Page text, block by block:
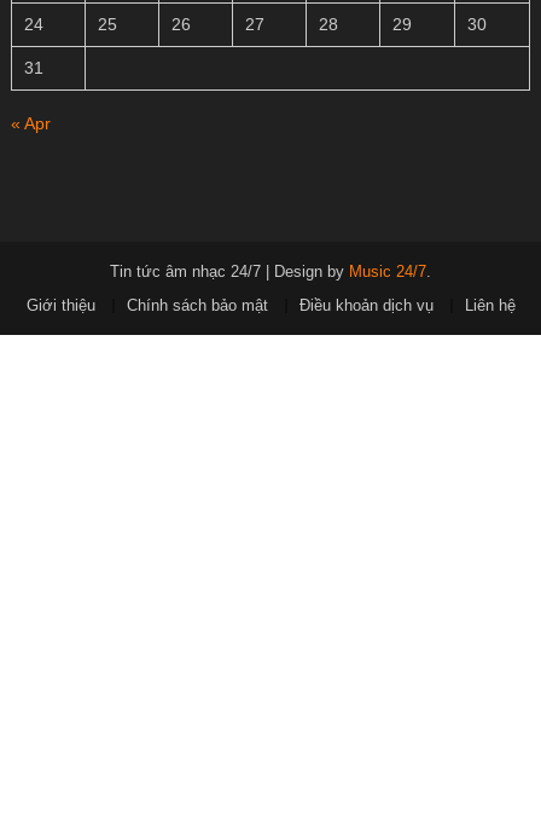
24 25 26 27 28 29 30
31
« Apr
Tin tức âm nhạc 24/7 Design by Music 24/7.
Giới thiệu
Chính sách bảo mật Điều khoản dịch vụ Liên hệ